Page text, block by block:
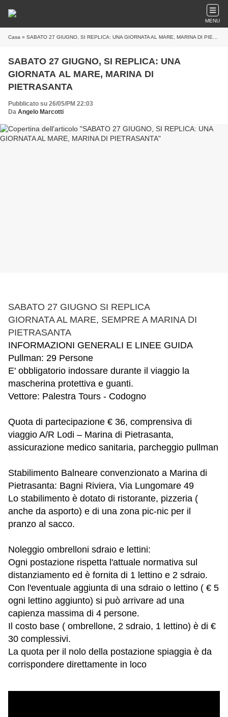
MENU
Casa » SABATO 27 GIUGNO, SI REPLICA: UNA GIORNATA AL MARE, MARINA DI PIETRASANTA
SABATO 27 GIUGNO, SI REPLICA: UNA
GIORNATA AL MARE, MARINA DI
PIETRASANTA
Pubblicato su 26/05/PM 22:03
Da Angelo Marcotti
SABATO 27 GIUGNO SI REPLICA
GIORNATA AL MARE, SEMPRE A MARINA DI
PIETRASANTA
INFORMAZIONI GENERALI E LINEE GUIDA
Pullman: 29 Persone
E' obbligatorio indossare durante il viaggio la
mascherina protettiva e guanti.
Vettore: Palestra Tours - Codogno
Quota di partecipazione € 36, comprensiva di
viaggio A/R Lodi – Marina di Pietrasanta,
assicurazione medico sanitaria, parcheggio pullman
Stabilimento Balneare convenzionato a Marina di
Pietrasanta: Bagni Riviera, Via Lungomare 49
Lo stabilimento è dotato di ristorante, pizzeria (
anche da asporto) e di una zona pic-nic per il
pranzo al sacco.
Noleggio ombrelloni sdraio e lettini:
Ogni postazione rispetta l'attuale normativa sul
distanziamento ed è fornita di 1 lettino e 2 sdraio.
Con l'eventuale aggiunta di una sdraio o lettino ( € 5
ogni lettino aggiunto) si può arrivare ad una
capienza massima di 4 persone.
Il costo base ( ombrellone, 2 sdraio, 1 lettino) è di €
30 complessivi.
La quota per il nolo della postazione spiaggia è da
corrispondere direttamente in loco